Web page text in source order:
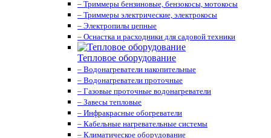
– Триммеры бензиновые, бензокосы, мотокосы
– Триммеры электрические, электрокосы
– Электропилы цепные
– Оснастка и расходники для садовой техники
Тепловое оборудование
– Водонагреватели накопительные
– Водонагреватели проточные
– Газовые проточные водонагреватели
– Завесы тепловые
– Инфракрасные обогреватели
– Кабельные нагревательные системы
– Климатическое оборудование